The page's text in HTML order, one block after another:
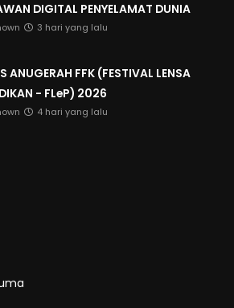
DIGITAL PENYELAMAT DUNIA
3 hari yang lalu
ANUGERAH FFK (FESTIVAL LENSA
- FLeP) 2026
4 hari yang lalu